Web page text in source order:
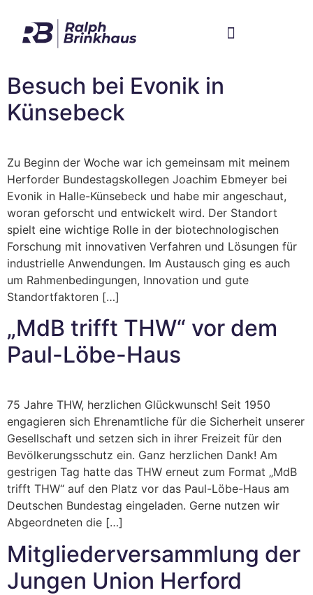
Besuch bei Evonik in
Künsebeck
Zu Beginn der Woche war ich gemeinsam mit meinem
Herforder Bundestagskollegen Joachim Ebmeyer bei
Evonik in Halle-Künsebeck und habe mir angeschaut,
woran geforscht und entwickelt wird. Der Standort
spielt eine wichtige Rolle in der biotechnologischen
Forschung mit innovativen Verfahren und Lösungen für
industrielle Anwendungen. Im Austausch ging es auch
um Rahmenbedingungen, Innovation und gute
Standortfaktoren […]
„MdB trifft THW“ vor dem
Paul-Löbe-Haus
75 Jahre THW, herzlichen Glückwunsch! Seit 1950
engagieren sich Ehrenamtliche für die Sicherheit unserer
Gesellschaft und setzen sich in ihrer Freizeit für den
Bevölkerungsschutz ein. Ganz herzlichen Dank! Am
gestrigen Tag hatte das THW erneut zum Format „MdB
trifft THW“ auf den Platz vor das Paul-Löbe-Haus am
Deutschen Bundestag eingeladen. Gerne nutzen wir
Abgeordneten die […]
Mitgliederversammlung der
Jungen Union Herford